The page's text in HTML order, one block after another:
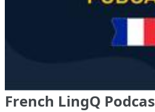
French LingQ